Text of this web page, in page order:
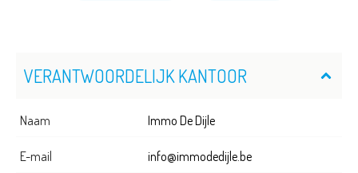
VERANTWOORDELIJK KANTOOR
Naam Immo De Dijle
E-mail info@immodedijle.be